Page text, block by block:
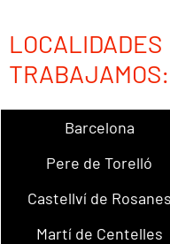
TRABAJAMOS:
Barcelona
Pere de Torelló
Castellví de Rosanes
Martí de Centelles